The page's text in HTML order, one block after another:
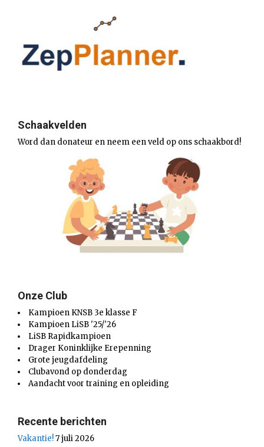
Schaakvelden
Word dan donateur en neem een veld op ons schaakbord!
Onze Club
Kampioen KNSB 3e klasse F
Kampioen LiSB '25/'26
LiSB Rapidkampioen
Drager Koninklijke Erepenning
Grote jeugdafdeling
Clubavond op donderdag
Aandacht voor training en opleiding
Recente berichten
Vakantie!7 juli 2026